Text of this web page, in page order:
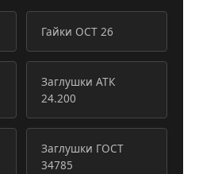
Гайки ОСТ 26
Заглушки АТК
24.200
Заглушки ГОСТ
34785